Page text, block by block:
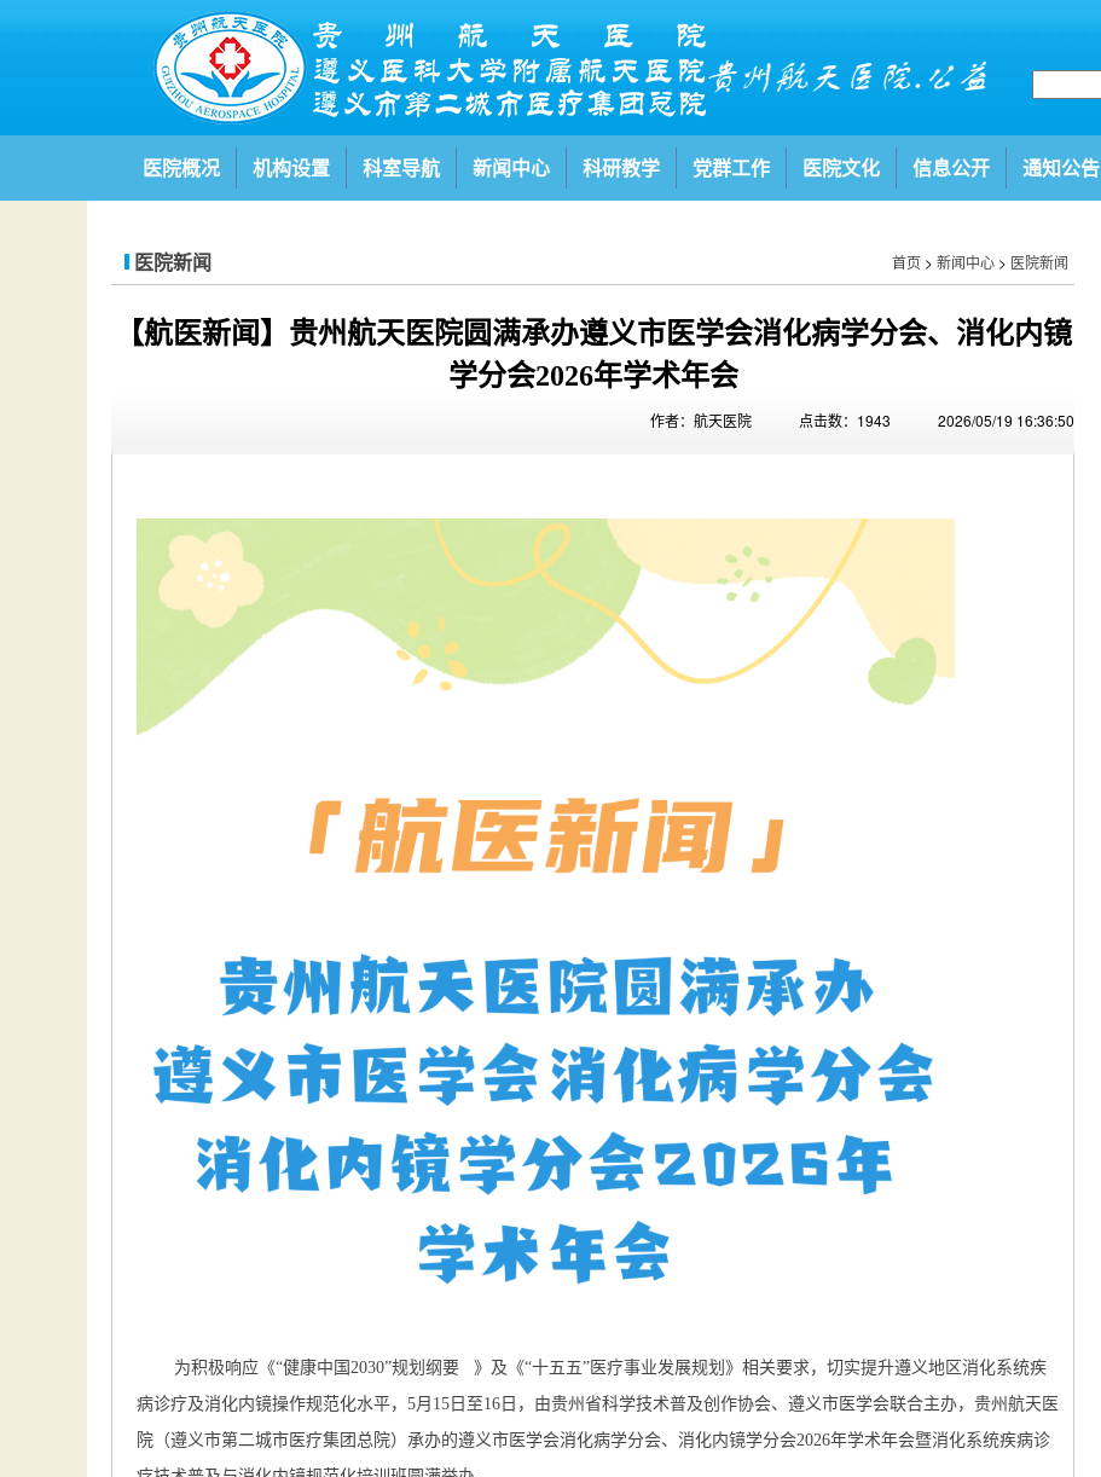
医院概况 机构设置 科室导航 新闻中心 科研教学 党群工作 医院文化 信息公开 通知公告
首页 > 新闻中心 > 医院新闻
医院新闻
【航医新闻】贵州航天医院圆满承办遵义市医学会消化病学分会、消化内镜
学分会2026年学术年会
作者：航天医院 点击数：1943 2026/05/19 16:36:50
为积极响应《“健康中国2030”规划纲要
》及《“十五五”医疗事业发展规划》相关要求，切实提升遵义地区消化系统疾
病诊疗及消化内镜操作规范化水平，5月15日至16日，由贵州省科学技术普及创作协会、遵义市医学会联合主办，贵州航天医
院（遵义市第二城市医疗集团总院）承办的遵义市医学会消化病学分会、消化内镜学分会2026年学术年会暨消化系统疾病诊